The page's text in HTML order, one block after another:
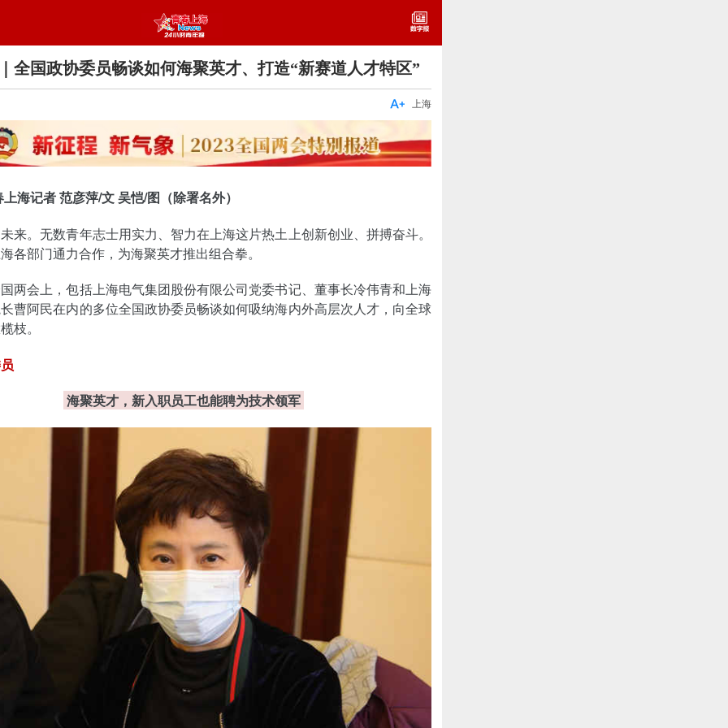
全国政协委员畅谈如何海聚英才、打造“新赛道人才特区”
上海

上海记者 范彦萍/文 吴恺/图（除署名外）
来。无数青年志士用实力、智力在上海这片热土上创新创业、拼搏奋斗。
各部门通力合作，为海聚英才推出组合拳。
两会上，包括上海电气集团股份有限公司党委书记、董事长冷伟青和上海
曹阿民在内的多位全国政协委员畅谈如何吸纳海内外高层次人才，向全球
枝。
海聚英才，新入职员工也能聘为技术领军